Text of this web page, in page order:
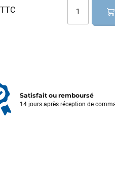
Satisfait ou remboursé
14 jours après réception de